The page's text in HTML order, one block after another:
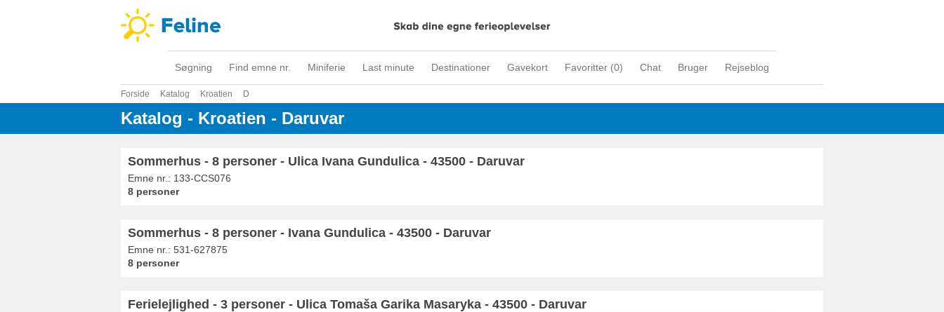
Søgning Find emne nr. Miniferie Last minute Destinationer Gavekort Favoritter (0) Chat Bruger Rejseblog
Forside Katalog Kroatien D
Katalog - Kroatien - Daruvar
Sommerhus - 8 personer - Ulica Ivana Gundulica - 43500 - Daruvar
Emne nr.: 133-CCS076
8 personer
Sommerhus - 8 personer - Ivana Gundulica - 43500 - Daruvar
Emne nr.: 531-627875
8 personer
Ferielejlighed - 3 personer - Ulica Tomaša Garika Masaryka - 43500 - Daruvar